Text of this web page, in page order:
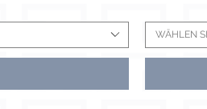
WÄHLEN